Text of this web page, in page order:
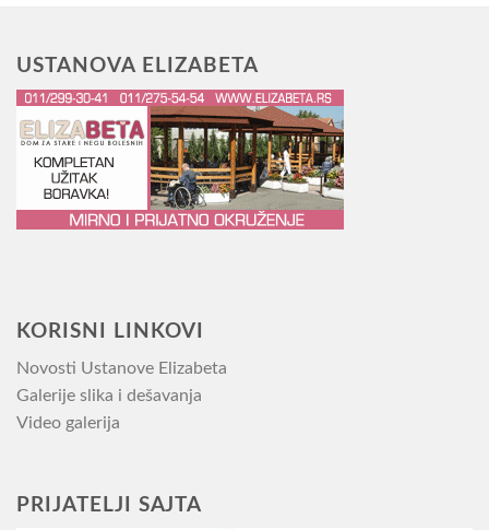
USTANOVA ELIZABETA
KORISNI LINKOVI
Novosti Ustanove Elizabeta
Galerije slika i dešavanja
Video galerija
PRIJATELJI SAJTA